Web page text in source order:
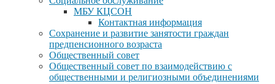
МБУ КЦСОН
Контактная информация
Сохранение и развитие занятости граждан
предпенсионного возраста
Общественный совет
Общественный совет по взаимодействию с
общественными и религиозными объединениями